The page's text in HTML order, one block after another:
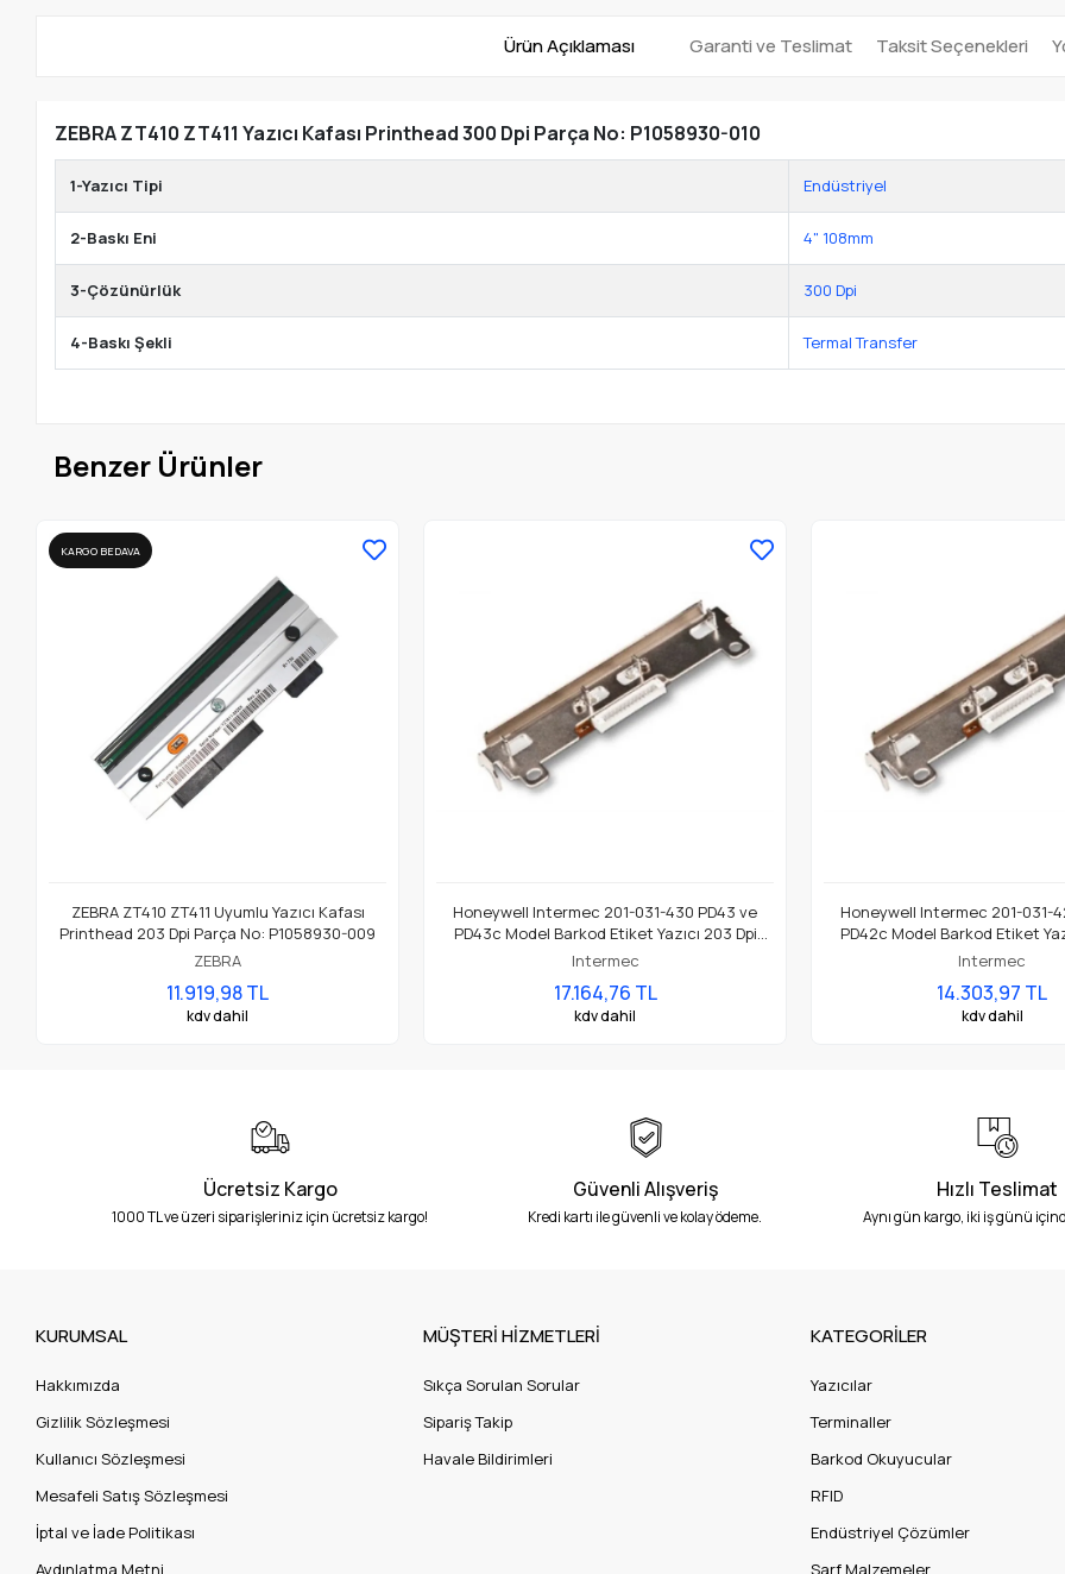
Ürün Açıklaması Garanti ve Teslimat Taksit Seçenekleri
ZEBRA ZT410 ZT411 Yazıcı Kafası Printhead 300 Dpi Parça No: P1058930-010
1-Yazıcı Tipi Endüstriyel
2-Baskı Eni 4" 108mm
3-Çözünürlük 300 Dpi
4-Baskı Şekli Termal Transfer
Benzer Ürünler
KARGO BEDAVA
ZEBRA ZT410 ZT411 Uyumlu Yazıcı Kafası
Printhead 203 Dpi Parça No: P1058930-009
ZEBRA
11.919,98 TL
kdv dahil
Honeywell Intermec 201-031-430 PD43 ve
PD43c Model Barkod Etiket Yazıcı 203 Dpi
Termal Baskı Kafası
Intermec
17.164,76 TL
kdv dahil
Honeywell Intermec 201-031-
PD42c Model Barkod Etiket
Termal Baskı Kafası
Intermec
14.303,97 TL
kdv dahil
Ücretsiz Kargo
1000 TL ve üzeri siparişleriniz için ücretsiz kargo!
Güvenli Alışveriş
Kredi kartı ile güvenli ve kolay ödeme.
Hızlı Teslimat
Aynı gün kargo, iki iş günü
KURUMSAL
Hakkımızda
Gizlilik Sözleşmesi
Kullanıcı Sözleşmesi
Mesafeli Satış Sözleşmesi
İptal ve İade Politikası
Aydınlatma Metni
MÜŞTERİ HİZMETLERİ
Sıkça Sorulan Sorular
Sipariş Takip
Havale Bildirimleri
KATEGORİLER
Yazıcılar
Terminaller
Barkod Okuyucular
RFID
Endüstriyel Çözümler
Sarf Malzemeler